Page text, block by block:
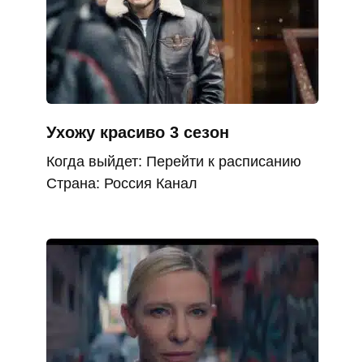
Ухожу красиво 3 сезон
Когда выйдет: Перейти к расписанию
Страна: Россия Канал